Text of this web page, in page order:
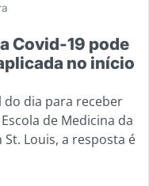
Covid-19 pode
no início
do dia para receber
de Medicina da
Louis, a resposta é